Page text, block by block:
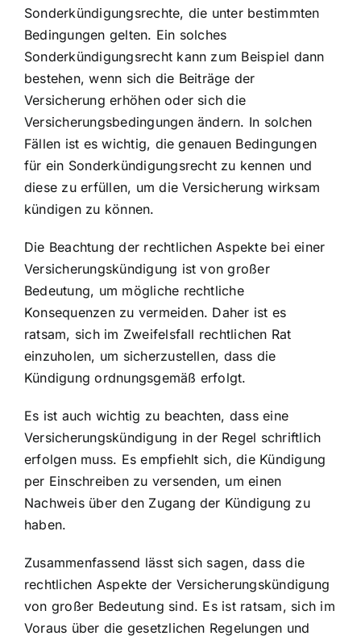
Sonderkündigungsrechte, die unter bestimmten
Bedingungen gelten. Ein solches
Sonderkündigungsrecht kann zum Beispiel dann
bestehen, wenn sich die Beiträge der
Versicherung erhöhen oder sich die
Versicherungsbedingungen ändern. In solchen
Fällen ist es wichtig, die genauen Bedingungen
für ein Sonderkündigungsrecht zu kennen und
diese zu erfüllen, um die Versicherung wirksam
kündigen zu können.
Die Beachtung der rechtlichen Aspekte bei einer
Versicherungskündigung ist von großer
Bedeutung, um mögliche rechtliche
Konsequenzen zu vermeiden. Daher ist es
ratsam, sich im Zweifelsfall rechtlichen Rat
einzuholen, um sicherzustellen, dass die
Kündigung ordnungsgemäß erfolgt.
Es ist auch wichtig zu beachten, dass eine
Versicherungskündigung in der Regel schriftlich
erfolgen muss. Es empfiehlt sich, die Kündigung
per Einschreiben zu versenden, um einen
Nachweis über den Zugang der Kündigung zu
haben.
Zusammenfassend lässt sich sagen, dass die
rechtlichen Aspekte der Versicherungskündigung
von großer Bedeutung sind. Es ist ratsam, sich im
Voraus über die gesetzlichen Regelungen und